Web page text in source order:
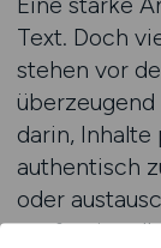
Text. Doch
stehen vor
überzeugend
darin, Inhalte
authentisch
oder